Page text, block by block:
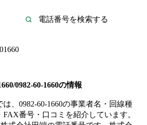
0982-60-1660の情報
、 0982-60-1660の事業者名・回線種
FAX番号・口コミを紹介しています。